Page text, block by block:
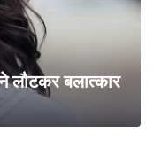
लौटकर बलात्कार